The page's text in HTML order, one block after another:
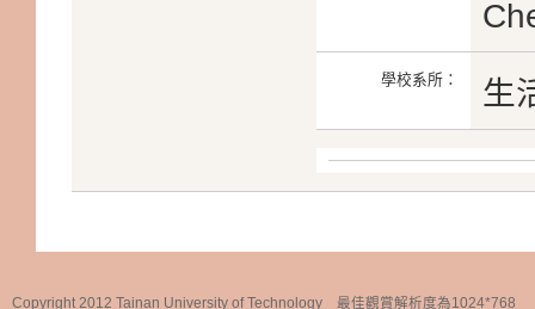
學校系所： 生
Copyright 2012 Tainan University of Technology 最佳觀賞解析度為1024*768